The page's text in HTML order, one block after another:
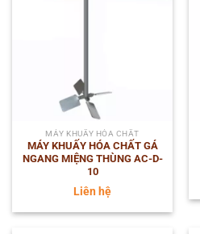
MÁY KHUẤY HÓA CHẤT
MÁY KHUẤY HÓA CHẤT GÁ
NGANG MIỆNG THÙNG AC-D-
10
Liên hệ